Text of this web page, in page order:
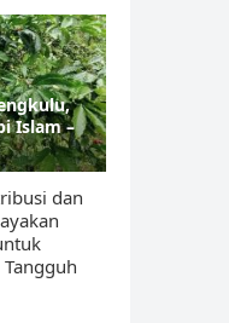
Islam –
dan